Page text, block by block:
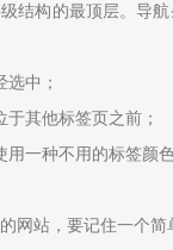
结构的最顶层。导
中；
其他标签页之前；
一种不用的标签颜
网站，要记住一个简